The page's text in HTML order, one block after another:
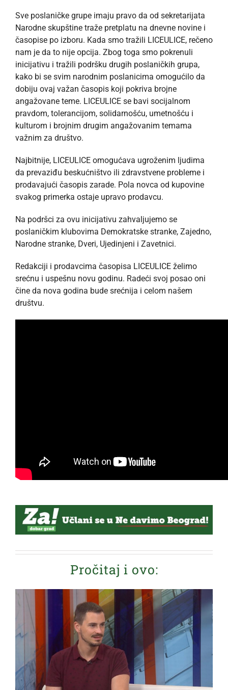
Sve poslaničke grupe imaju pravo da od sekretarijata
Narodne skupštine traže pretplatu na dnevne novine i
časopise po izboru. Kada smo tražili LICEULICE, rečeno
nam je da to nije opcija. Zbog toga smo pokrenuli
inicijativu i tražili podršku drugih poslaničkih grupa,
kako bi se svim narodnim poslanicima omogućilo da
dobiju ovaj važan časopis koji pokriva brojne
angažovane teme. LICEULICE se bavi socijalnom
pravdom, tolerancijom, solidarnošću, umetnošću i
kulturom i brojnim drugim angažovanim temama
važnim za društvo.
Najbitnije, LICEULICE omogućava ugroženim ljudima
da prevaziđu beskućništvo ili zdravstvene probleme i
prodavajući časopis zarade. Pola novca od kupovine
svakog primerka ostaje upravo prodavcu.
Na podršci za ovu inicijativu zahvaljujemo se
poslaničkim klubovima Demokratske stranke, Zajedno,
Narodne stranke, Dveri, Ujedinjeni i Zavetnici.
Redakciji i prodavcima časopisa LICEULICE želimo
srećnu i uspešnu novu godinu. Radeći svoj posao oni
čine da nova godina bude srećnija i celom našem
društvu.
Pročitaj i ovo: